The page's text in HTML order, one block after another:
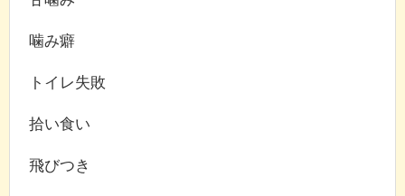
噛み癖
トイレ失敗
拾い食い
飛びつき